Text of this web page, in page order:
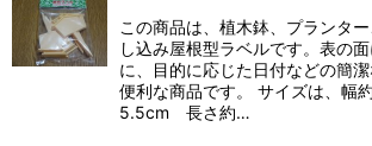
この商品は、植木鉢、プランタ
し込み屋根型ラベルです。表の
に、目的に応じた日付などの簡
便利な商品です。 サイズは、幅
5.5cm 長さ約…